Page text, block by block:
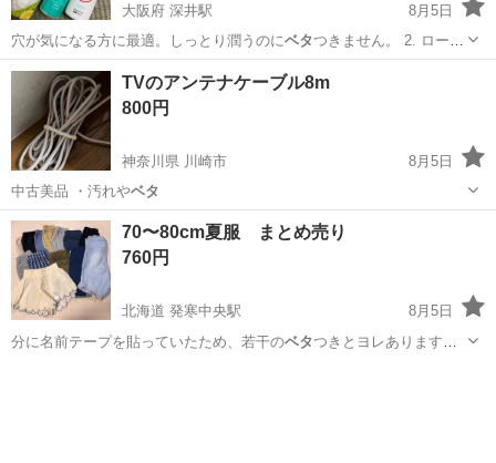
大阪府 深井駅
8月5日
穴が気になる方に最適。しっとり潤うのにベタつきません。 2. ロート
製薬 肌ラ…
大阪 堺市 スキンケア
TVのアンテナケーブル8m
800円
神奈川県 川崎市
8月5日
中古美品 ・汚れやベタ
神奈川 川崎市 テレビ ベタ
70〜80cm夏服 まとめ売り
760円
北海道 発寒中央駅
8月5日
分に名前テープを貼っていたため、若干のベタつきとヨレあります。